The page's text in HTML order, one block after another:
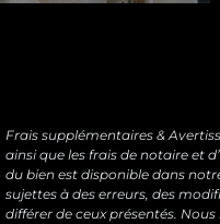
Frais supplémentaires &
ainsi que les frais de notaire et
du bien est disponible dans
sujettes à des erreurs, des
différer de ceux présentés.